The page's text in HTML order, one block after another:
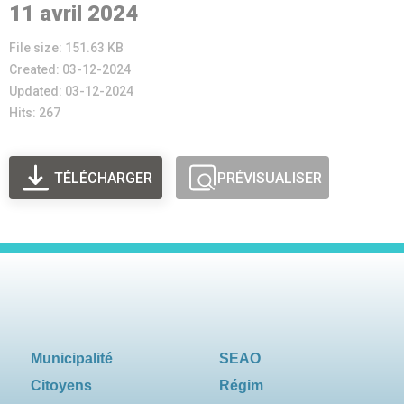
11 avril 2024
File size: 151.63 KB
Created: 03-12-2024
Updated: 03-12-2024
Hits: 267
TÉLÉCHARGER PRÉVISUALISER
Municipalité
Citoyens
SEAO
Régim